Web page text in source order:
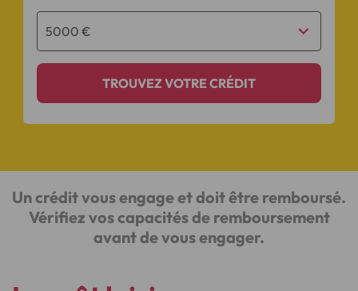
TROUVEZ VOTRE CRÉDIT
Un crédit vous engage et doit être remboursé.
Vérifiez vos capacités de remboursement
avant de vous engager.